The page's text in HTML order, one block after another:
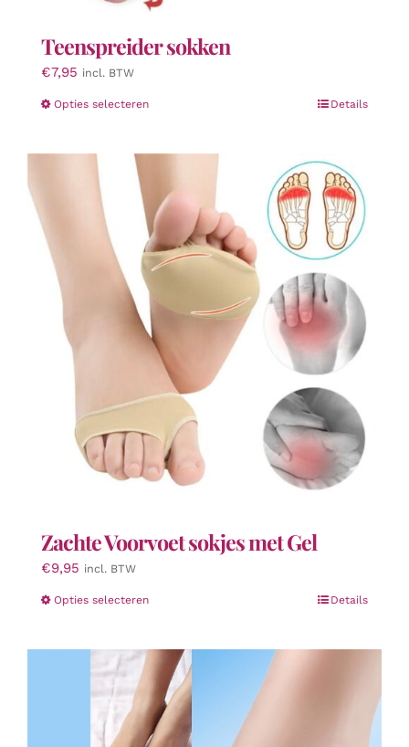
Teenspreider sokken
€7,95 incl. BTW
Opties selecterenDit
Deze
optie
kan
gekozen
worden
op
de
productpagina
Details
Zachte Voorvoet sokjes met Gel
€9,95 incl. BTW
Opties selecterenDit
meerdere
variaties.
Deze
optie
kan
Details